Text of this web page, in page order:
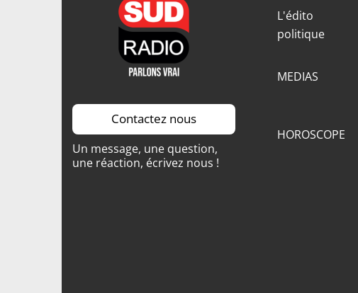
Contactez nous
Un message, une question,
une réaction, écrivez nous !
L'édito
politique
MEDIAS
HOROSCOPE